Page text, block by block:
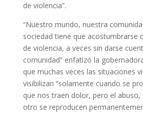
de violencia”.
“Nuestro mundo, nuestra
sociedad tiene que acostumbrarse
de violencia, a veces sin darse
comunidad” enfatizó la
que muchas veces las situaciones
visibilizan “solamente cuando se
que nos traen dolor, pero el abuso,
otro se reproducen